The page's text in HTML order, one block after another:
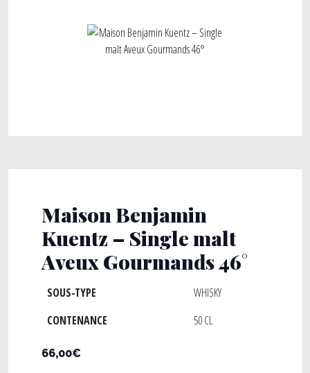
Maison Benjamin
Kuentz – Single malt
Aveux Gourmands 46°
SOUS-TYPE
WHISKY
CONTENANCE
50 CL
66,00€